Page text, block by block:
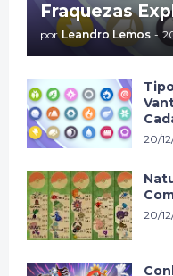
Fraquezas
por Leandro Lemos -
20/
20/